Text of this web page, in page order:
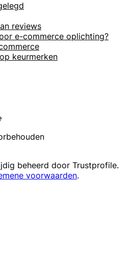
reviews
e-commerce oplichting?
keurmerken
beheerd door Trustprofile.
voorwaarden.